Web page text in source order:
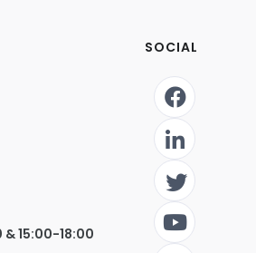
15:00-18:00
SOCIAL